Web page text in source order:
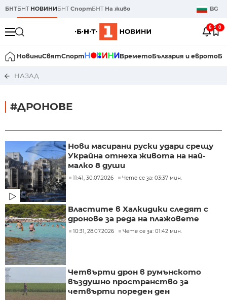
БНТБНТ НОВИНИБНТСпортБНТ На живо BG
6 0
НовиниСвятСпорт ВреметоБългария и еврото
НАЗАД
#ДРОНОВЕ
Нови масирани руски удари срещу
Украйна отнеха живота на най-
малко 8 души
11:41, 30.07.2026 Чете се за: 03:37 мин.
Властите в Халкидики следят с
дронове за реда на плажовете
10:31, 28.07.2026 Чете се за: 01:42 мин.
Четвърти дрон в румънското
въздушно пространство за
четвърти пореден ден